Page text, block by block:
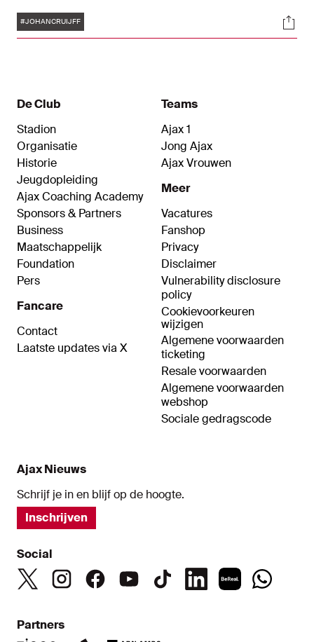
hoofdingang van de Johan Cruijff ArenA en is
ontworpen door kunstenaar Hans Jouta. Het
Tags
#JOHANCRUIJFF
De Club
Stadion
Organisatie
Historie
Jeugdopleiding
Ajax Coaching Academy
Sponsors & Partners
Business
Maatschappelijk
Foundation
Pers
Fancare
Contact
Laatste updates via X
Teams
Ajax 1
Jong Ajax
Ajax Vrouwen
Meer
Vacatures
Fanshop
Privacy
Disclaimer
Vulnerability disclosure
policy
Cookievoorkeuren
wijzigen
Algemene voorwaarden
ticketing
Resale voorwaarden
Algemene voorwaarden
webshop
Sociale gedragscode
Ajax Nieuws
Schrijf je in en blijf op de hoogte.
Inschrijven
Social
Partners